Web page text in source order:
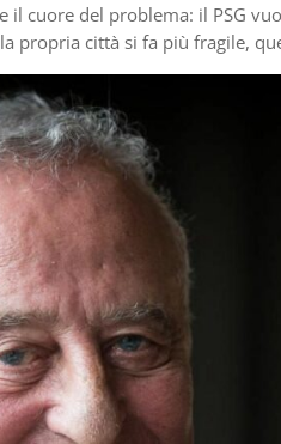
cuore del problema: il PSG
propria città si fa più fragile,